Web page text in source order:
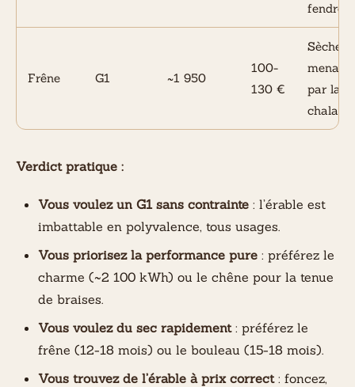
fendre
Frêne G1 ~1 950
100-
130 €
Sèche
menacé
par la
Verdict pratique :
Vous voulez un G1 sans contrainte : l’érable est
imbattable en polyvalence, tous usages.
Vous priorisez la performance pure : préférez le
charme (~2 100 kWh) ou le chêne pour la tenue
de braises.
Vous voulez du sec rapidement: préférez le
frêne (12-18 mois) ou le bouleau (15-18 mois).
Vous trouvez de l’érable à prix correct: foncez,